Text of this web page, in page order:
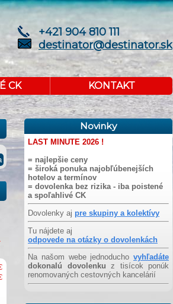
+421 904 810 111
destinator@destinator.sk
CK KONTAKT
Novinky
LAST MINUTE 2026 !
= najlepšie ceny
= široká ponuka najobľúbenejších
hotelov a termínov
= dovolenka bez rizika - iba poistené
a spoľahlivé CK
Dovolenky aj pre skupiny a kolektívy
Tu nájdete aj
odpovede na otázky o dovolenkách
Na našom webe jednoducho vyhľadáte
dokonalú dovolenku z tisícok ponúk
renomovaných cestovných kancelárií